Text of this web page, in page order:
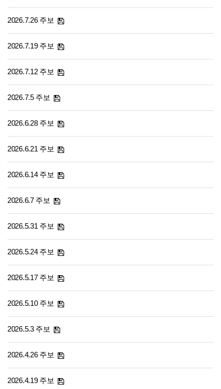
2026.7.26 주보
2026.7.19 주보
2026.7.12 주보
2026.7.5 주보
2026.6.28 주보
2026.6.21 주보
2026.6.14 주보
2026.6.7 주보
2026.5.31 주보
2026.5.24 주보
2026.5.17 주보
2026.5.10 주보
2026.5.3 주보
2026.4.26 주보
2026.4.19 주보